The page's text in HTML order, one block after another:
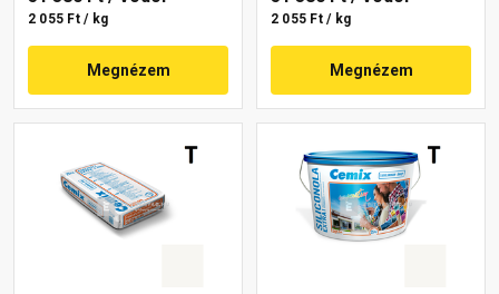
2 055 Ft / kg
Megnézem
2 055 Ft / kg
Megnézem